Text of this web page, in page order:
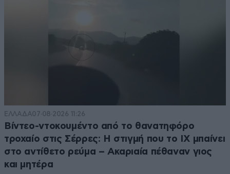
ΕΛΛΑΔΑ07·08·2026 11:26
Βίντεο-ντοκουμέντο από το θανατηφόρο
τροχαίο στις Σέρρες: Η στιγμή που το ΙΧ μπαίνει
στο αντίθετο ρεύμα – Ακαριαία πέθαναν γιος
και μητέρα